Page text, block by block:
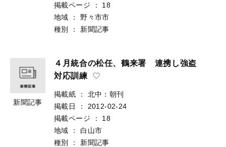
掲載ページ
：
18
地域
：
野々市市
種別
： 新聞記事
新聞記事
４月統合の松任、鶴来署 連携し強盗
対応訓練
掲載紙 ：
北中：朝刊
掲載日
：
2012-02-24
掲載ページ
：
18
地域
：
白山市
種別
： 新聞記事